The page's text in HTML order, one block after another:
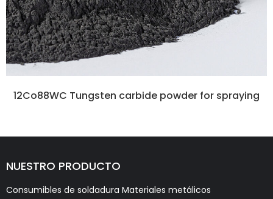
12Co88WC Tungsten carbide powder for spraying
NUESTRO PRODUCTO
Consumibles de soldadura Materiales metálicos